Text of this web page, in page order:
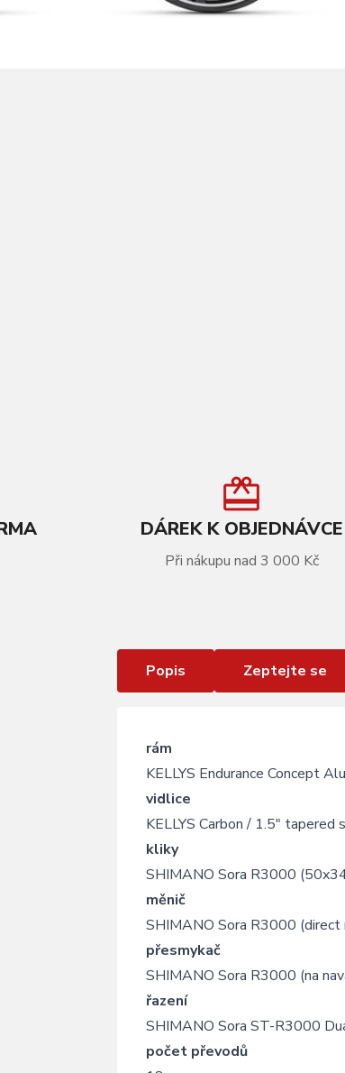
DÁREK K OBJEDNÁVCE
Při nákupu nad 3 000 Kč
Popis Zeptejte se
rám
KELLYS Endurance Concept
vidlice
KELLYS Carbon / 1.5" tapered
kliky
SHIMANO Sora R3000
měnič
SHIMANO Sora R3000 (direct
přesmykač
SHIMANO Sora R3000 (na
řazení
SHIMANO Sora ST-R3000
počet převodů